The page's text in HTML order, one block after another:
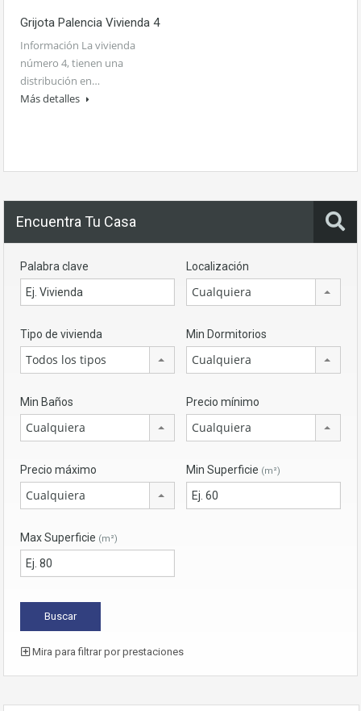
Grijota Palencia Vivienda 4
Información La vivienda
número 4, tienen una
distribución en…
Más detalles
Encuentra Tu Casa
Palabra clave Localización
Cualquiera
Tipo de vivienda
Todos los tipos
Min Dormitorios
Cualquiera
Min Baños
Cualquiera
Precio mínimo
Cualquiera
Precio máximo
Cualquiera
Min Superficie (m²)
Max Superficie (m²)
Mira para filtrar por prestaciones